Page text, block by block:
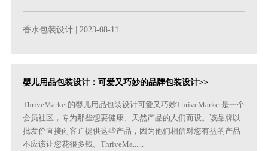
香水包装设计 | 2023-08-11
婴儿用品包装设计：可爱又巧妙的品牌包装设计>>
ThriveMarket的婴儿用品包装设计可爱又巧妙ThriveMarket是一个
会员社区，专为那些想要健康、天然产品的人们而设。该品牌以
批发价直接向客户提供这些产品，因为他们相信对您有益的产品
不应该让您花很多钱。ThriveMa......